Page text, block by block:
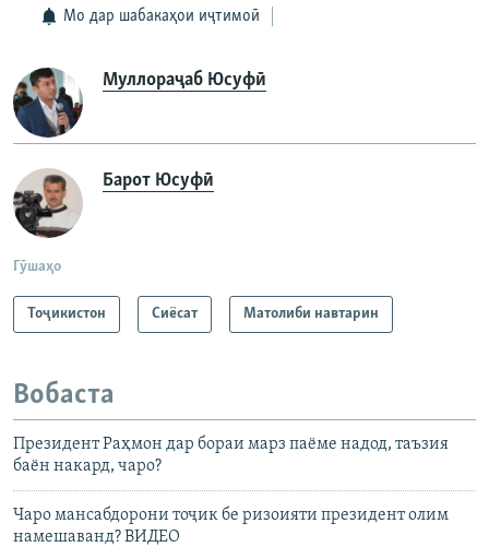
Мо дар шабакаҳои иҷтимоӣ
Муллораҷаб Юсуфӣ
Барот Юсуфӣ
Гӯшаҳо
Тоҷикистон Сиёсат Матолиби навтарин
Вобаста
Президент Раҳмон дар бораи марз паёме надод, таъзия
баён накард, чаро?
Чаро мансабдорони тоҷик бе ризоияти президент олим
намешаванд? ВИДЕО